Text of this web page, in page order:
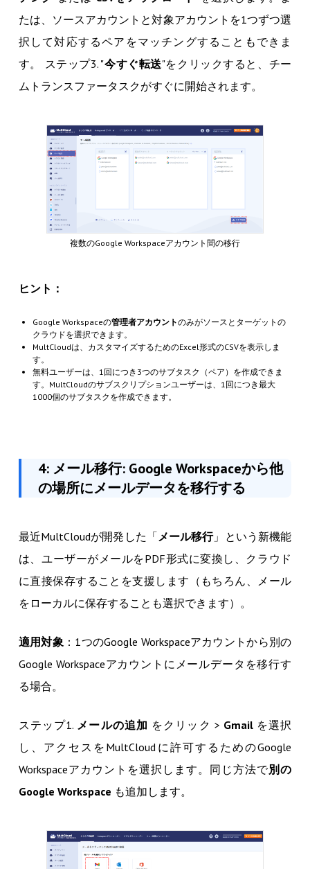
たは、ソースアカウントと対象アカウントを1つずつ選
択して対応するペアをマッチングすることもできま
す。 ステップ3. "今すぐ転送"をクリックすると、チー
ムトランスファータスクがすぐに開始されます。
複数のGoogle Workspaceアカウント間の移行
ヒント：
Google Workspaceの管理者アカウントのみがソースとターゲットの
クラウドを選択できます。
MultCloudは、カスタマイズするためのExcel形式のCSVを表示しま
す。
無料ユーザーは、1回につき3つのサブタスク（ペア）を作成できま
す。MultCloudのサブスクリプションユーザーは、1回につき最大
1000個のサブタスクを作成できます。
4: メール移行: Google Workspaceから他
の場所にメールデータを移行する
最近MultCloudが開発した「 メール移行」という新機能
は、ユーザーがメールをPDF形式に変換し、クラウド
に直接保存することを支援します（もちろん、メール
をローカルに保存することも選択できます）。
適用対象 ：1つのGoogle Workspaceアカウントから別の
Google Workspaceアカウントにメールデータを移行す
る場合。
ステップ1. メールの追加 をクリック > Gmailを選択
し、アクセスをMultCloudに許可するためのGoogle
Workspaceアカウントを選択します。同じ方法で別の
Google Workspace も追加します。